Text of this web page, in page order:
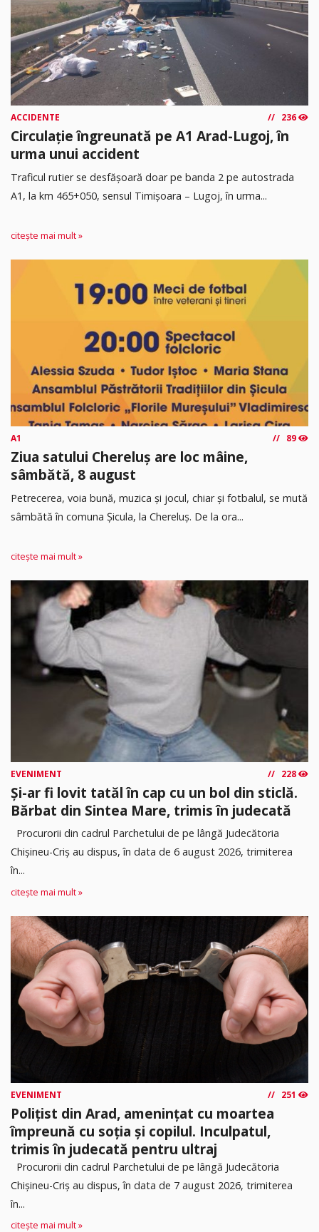
ACCIDENTE 236
Circulație îngreunată pe A1 Arad-Lugoj, în
urma unui accident
Traficul rutier se desfășoară doar pe banda 2 pe autostrada
A1, la km 465+050, sensul Timişoara – Lugoj, în urma...
citește mai mult »
A1 89
Ziua satului Chereluș are loc mâine,
sâmbătă, 8 august
Petrecerea, voia bună, muzica și jocul, chiar și fotbalul, se mută
sâmbătă în comuna Șicula, la Chereluș. De la ora...
citește mai mult »
EVENIMENT 228
Și-ar fi lovit tatăl în cap cu un bol din sticlă.
Bărbat din Sintea Mare, trimis în judecată
Procurorii din cadrul Parchetului de pe lângă Judecătoria
Chișineu-Criș au dispus, în data de 6 august 2026, trimiterea
în...
citește mai mult »
EVENIMENT 251
Polițist din Arad, amenințat cu moartea
împreună cu soția și copilul. Inculpatul,
trimis în judecată pentru ultraj
Procurorii din cadrul Parchetului de pe lângă Judecătoria
Chișineu-Criș au dispus, în data de 7 august 2026, trimiterea
în...
citește mai mult »